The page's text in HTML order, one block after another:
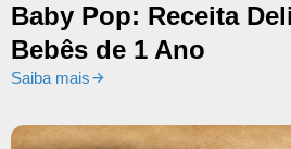
Baby Pop: Receita
Bebês de 1 Ano
Saiba mais